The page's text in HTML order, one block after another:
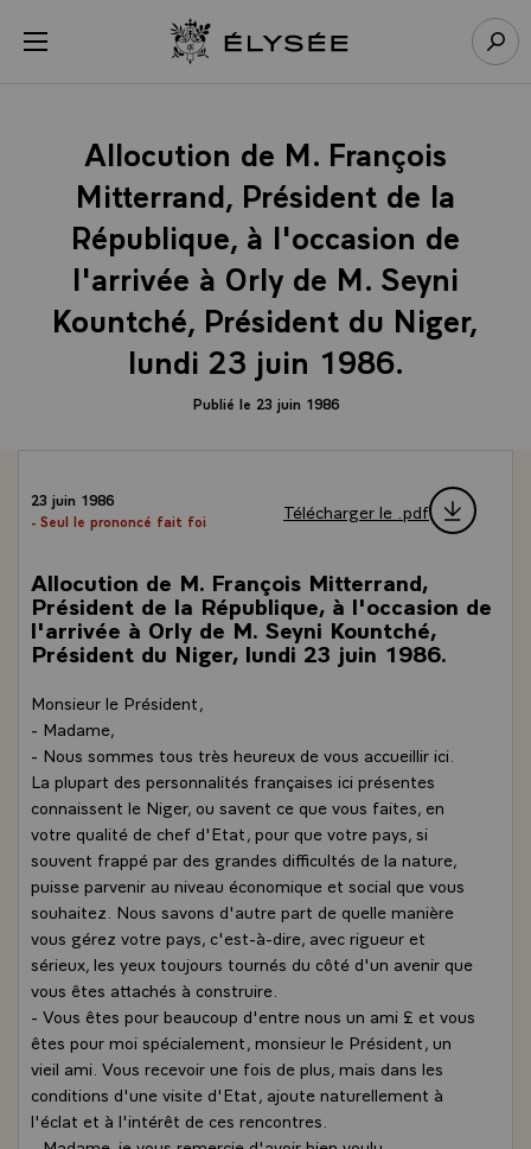
menu Retour à l’accueil Élysée
Allocution de M. François
Mitterrand, Président de la
République, à l'occasion de
l'arrivée à Orly de M. Seyni
Kountché, Président du Niger,
lundi 23 juin 1986.
Publié le 23 juin 1986
23 juin 1986
- Seul le prononcé fait foi
Télécharger le .pdf
Allocution de M. François Mitterrand,
Président de la République, à l'occasion de
l'arrivée à Orly de M. Seyni Kountché,
Président du Niger, lundi 23 juin 1986.
Monsieur le Président,
- Madame,
- Nous sommes tous très heureux de vous accueillir ici.
La plupart des personnalités françaises ici présentes
connaissent le Niger, ou savent ce que vous faites, en
votre qualité de chef d'Etat, pour que votre pays, si
souvent frappé par des grandes difficultés de la nature,
puisse parvenir au niveau économique et social que vous
souhaitez. Nous savons d'autre part de quelle manière
vous gérez votre pays, c'est-à-dire, avec rigueur et
sérieux, les yeux toujours tournés du côté d'un avenir que
vous êtes attachés à construire.
- Vous êtes pour beaucoup d'entre nous un ami £ et vous
êtes pour moi spécialement, monsieur le Président, un
vieil ami. Vous recevoir une fois de plus, mais dans les
conditions d'une visite d'Etat, ajoute naturellement à
l'éclat et à l'intérêt de ces rencontres.
Panneau de gestion des cookies